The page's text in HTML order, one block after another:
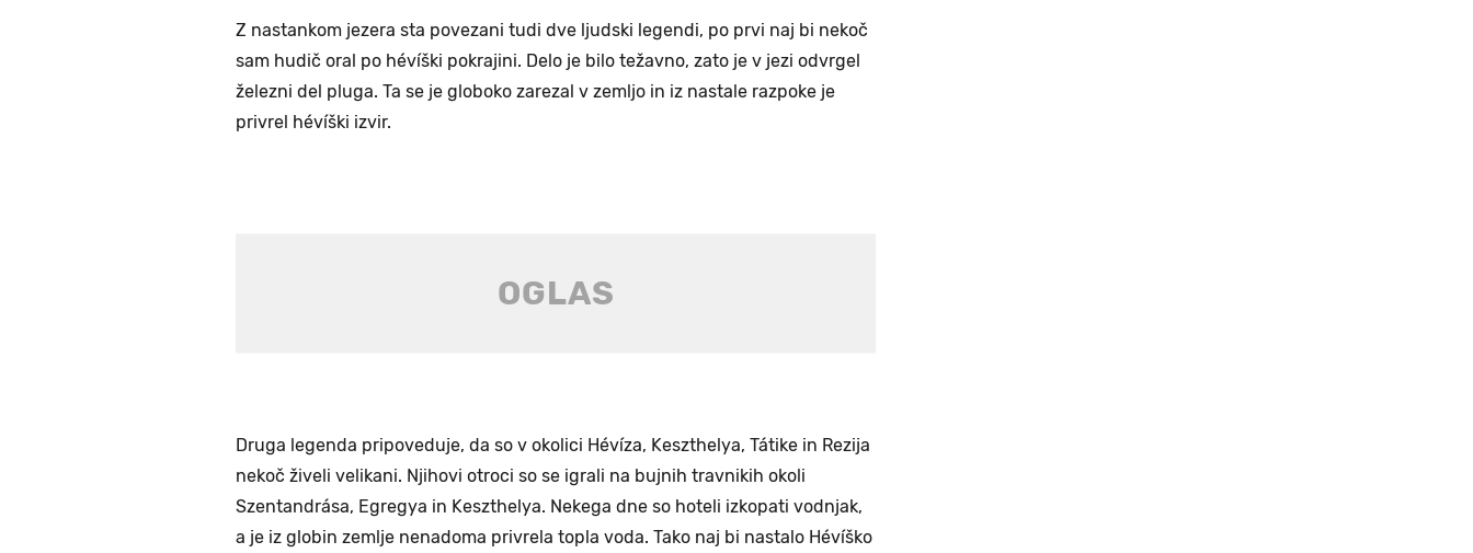
Z nastankom jezera sta povezani tudi dve ljudski legendi, po prvi naj bi nekoč
sam hudič oral po hévíški pokrajini. Delo je bilo težavno, zato je v jezi odvrgel
železni del pluga. Ta se je globoko zarezal v zemljo in iz nastale razpoke je
privrel hévíški izvir.
Druga legenda pripoveduje, da so v okolici Hévíza, Keszthelya, Tátike in Rezija
nekoč živeli velikani. Njihovi otroci so se igrali na bujnih travnikih okoli
Szentandrása, Egregya in Keszthelya. Nekega dne so hoteli izkopati vodnjak,
a je iz globin zemlje nenadoma privrela topla voda. Tako naj bi nastalo Hévíško